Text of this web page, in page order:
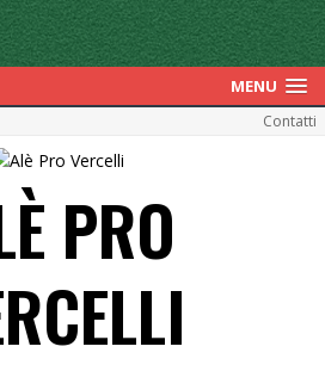
MENU
Contatti
PRO